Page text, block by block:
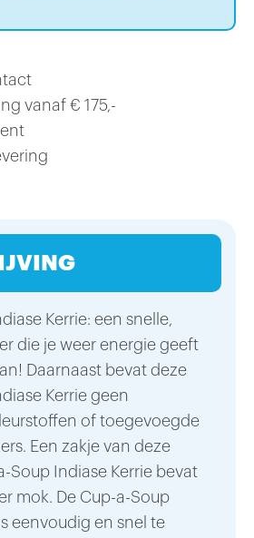
vanaf € 175,-
Kerrie: een snelle,
die je weer energie geeft
Daarnaast bevat deze
Kerrie geen
of toegevoegde
Een zakje van deze
Soup Indiase Kerrie bevat
mok. De Cup-a-Soup
eenvoudig en snel te